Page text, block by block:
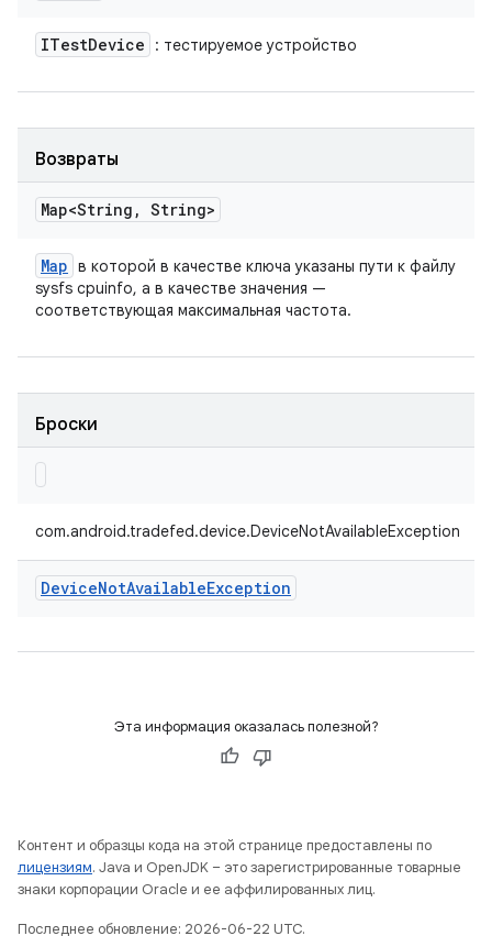
ITestDevice : тестируемое устройство
Возвраты
Map<String , String>
Map в которой в качестве ключа указаны пути к файлу
sysfs cpuinfo, а в качестве значения —
соответствующая максимальная частота.
Броски
com.android.tradefed.device.DeviceNotAvailableException
DeviceNotAvailableException
Эта информация оказалась полезной?
Контент и образцы кода на этой странице предоставлены по
лицензиям. Java и OpenJDK – это зарегистрированные товарные
знаки корпорации Oracle и ее аффилированных лиц.
Последнее обновление: 2026-06-22 UTC.